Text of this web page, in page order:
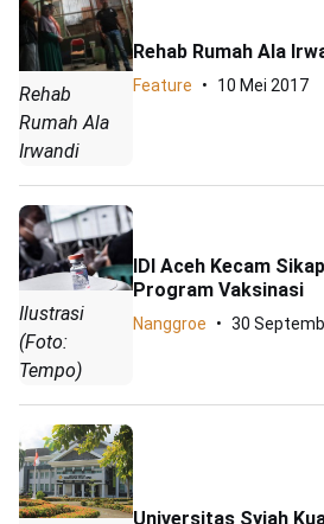
Rehab
Rumah Ala
Irwandi
Rehab Rumah Ala
Feature 10 Mei 2017
Ilustrasi
(Foto:
Tempo)
IDI Aceh Kecam
Program Vaksinasi
Nanggroe 30
Universitas Syiah